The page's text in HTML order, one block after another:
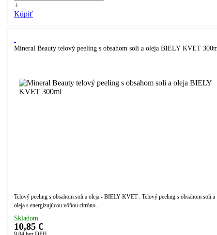
+
Kúpiť
Mineral Beauty telový peeling s obsahom soli a oleja BIELY KVET
Telový peeling s obsahom soli a oleja - BIELY KVET : Telový peeling s obsahom soli a
oleja s energizujúcou vôňou citróno...
Skladom
10,85 €